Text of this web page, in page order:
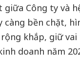
giữa Công ty và
càng bền chặt,
khắp, giữ
doanh năm